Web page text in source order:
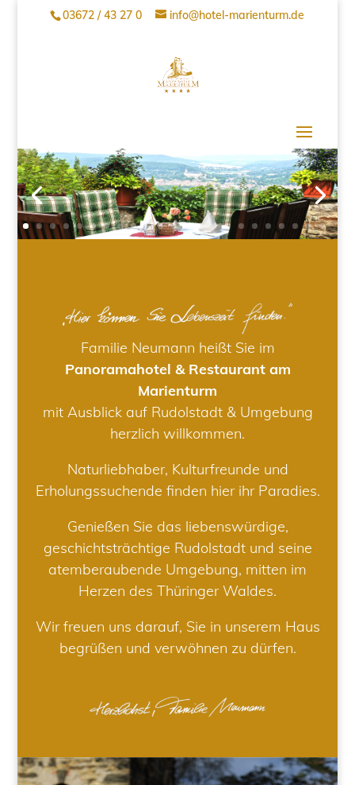
03672 / 43 27 0 info@hotel-marienturm.de
Familie Neumann heißt Sie im
Panoramahotel & Restaurant am
Marienturm
mit Ausblick auf Rudolstadt & Umgebung
herzlich willkommen.
Naturliebhaber, Kulturfreunde und
Erholungssuchende finden hier ihr Paradies.
Genießen Sie das liebenswürdige,
geschichtsträchtige Rudolstadt und seine
atemberaubende Umgebung, mitten im
Herzen des Thüringer Waldes.
Wir freuen uns darauf, Sie in unserem Haus
begrüßen und verwöhnen zu dürfen.